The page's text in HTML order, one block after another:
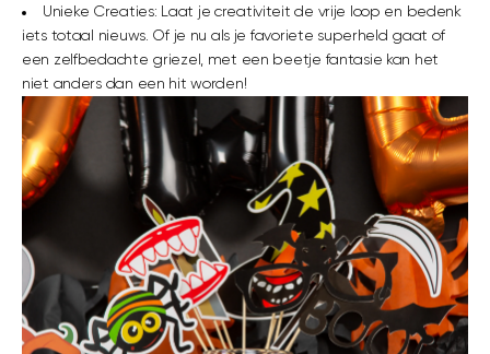
Unieke Creaties: Laat je creativiteit de vrije loop en bedenk
iets totaal nieuws. Of je nu als je favoriete superheld gaat of
een zelfbedachte griezel, met een beetje fantasie kan het
niet anders dan een hit worden!